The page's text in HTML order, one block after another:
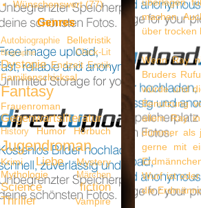
machen.
über trocken
Wenn Ray
Bruders
würde und
Benutzung
allem Ray
dümmer als
gerne mit
Wurf ist
die
Wünschenswert (77)
Genres
Autobiographie Belletristik
Biographie Chick-Lit
Dystopie Endzeit Erotik
Familienschicksal
Fantasy
Frauenroman
Gegenwartsliteratur
History Humor Hörbuch
Jugendroman
Krimi Liebe
Mystery
Mythologie
Märchen
Science fiction
Thriller
Vampire